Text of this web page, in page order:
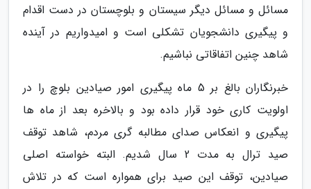
مسائل و مسائل دیگر سیستان و بلوچستان در دست اقدام
و پیگیری دانشجویان تشکلی است و امیدواریم در آینده
شاهد چنین اتفاقاتی نباشیم.
خبرنگاران بالغ بر 5 ماه پیگیری امور صیادین بلوچ را در
اولویت کاری خود قرار داده بود و بالاخره بعد از ماه ها
پیگیری و انعکاس صدای مطالبه گری مردم، شاهد توقف
صید ترال به مدت 2 سال شدیم. البته خواسته اصلی
صیادین، توقف این صید برای همواره است که در تلاش